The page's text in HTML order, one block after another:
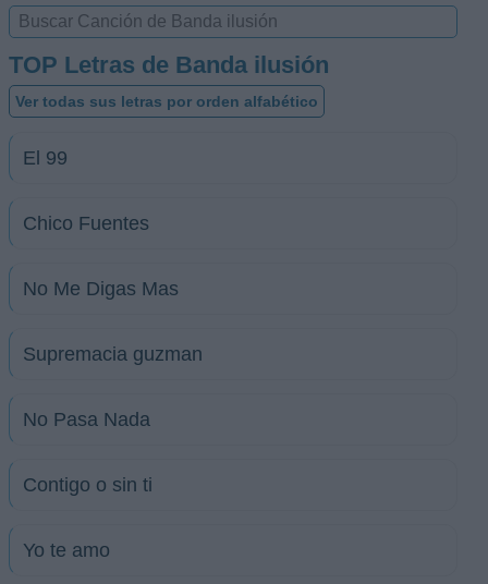
TOP Letras de Banda ilusión
Ver todas sus letras por orden alfabético
El 99
Chico Fuentes
No Me Digas Mas
Supremacia guzman
No Pasa Nada
Contigo o sin ti
Yo te amo